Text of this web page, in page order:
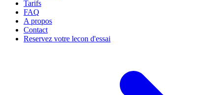
Tarifs
FAQ
A propos
Contact
Reservez votre lecon d'essai